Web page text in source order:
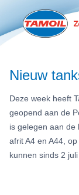
Ga naar
Nieuw
Deze week heeft
geopend aan de
is gelegen aan de
afrit A4 en A44,
kunnen sinds 2